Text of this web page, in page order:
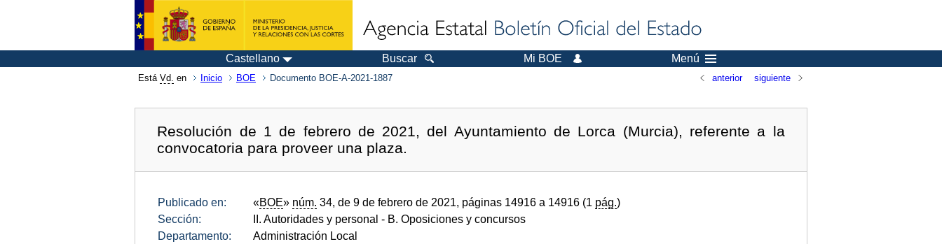
Castellano Buscar Mi BOE Menú
Está Vd. en Inicio BOE Documento BOE-A-2021-1887 anterior siguiente
Resolución de 1 de febrero de 2021, del Ayuntamiento de Lorca (Murcia), referente a la
convocatoria para proveer una plaza.
Publicado en: «BOE» núm. 34, de 9 de febrero de 2021, páginas 14916 a 14916 (1 pág.)
Sección:
II. Autoridades y personal - B. Oposiciones y concursos
Departamento:
Administración Local